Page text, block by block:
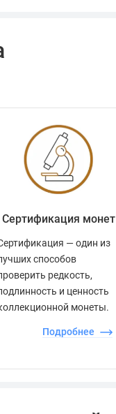
Сертификация монет
— один из
способов
редкость,
и ценность
монеты.
Подробнее